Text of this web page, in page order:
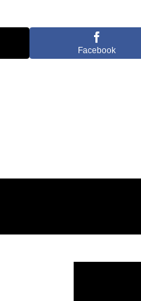
Facebook